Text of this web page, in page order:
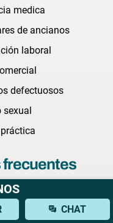
medica
de ancianos
laboral
defectuosos
sexual
frecuentes
con un abogado de
CHAT